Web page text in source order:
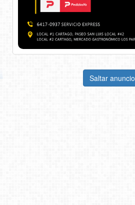
Saltar anuncio